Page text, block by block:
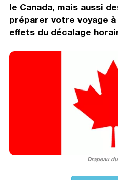
le Canada, mais aussi
préparer votre voyage
effets du décalage
Drapeau